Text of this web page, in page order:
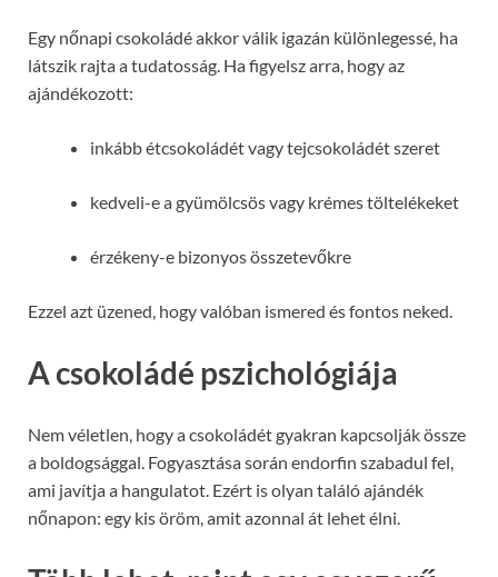
Egy nőnapi csokoládé akkor válik igazán különlegessé, ha
látszik rajta a tudatosság. Ha figyelsz arra, hogy az
ajándékozott:
inkább étcsokoládét vagy tejcsokoládét szeret
kedveli-e a gyümölcsös vagy krémes töltelékeket
érzékeny-e bizonyos összetevőkre
Ezzel azt üzened, hogy valóban ismered és fontos neked.
A csokoládé pszichológiája
Nem véletlen, hogy a csokoládét gyakran kapcsolják össze
a boldogsággal. Fogyasztása során endorfin szabadul fel,
ami javítja a hangulatot. Ezért is olyan találó ajándék
nőnapon: egy kis öröm, amit azonnal át lehet élni.